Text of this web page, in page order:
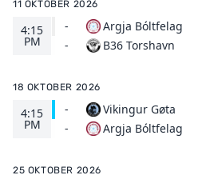
11 OKTOBER 2026
4:15
PM
-
-
Argja Bóltfelag
B36 Torshavn
18 OKTOBER 2026
4:15
PM
-
-
Vikingur Gøta
Argja Bóltfelag
25 OKTOBER 2026